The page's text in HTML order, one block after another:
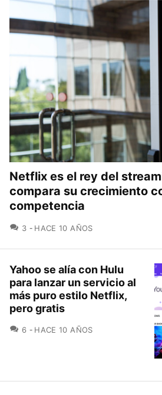
Netflix es el rey del
compara su crecimiento
competencia
3 COMENTARIOS
HACE 10 AÑOS
Yahoo se alía con Hulu
para lanzar un servicio al
más puro estilo Netflix,
pero gratis
6 COMENTARIOS
HACE 10 AÑOS